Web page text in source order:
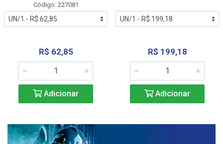
Código: 227081
R$ 62,85
Adicionar
R$ 199,18
Adicionar